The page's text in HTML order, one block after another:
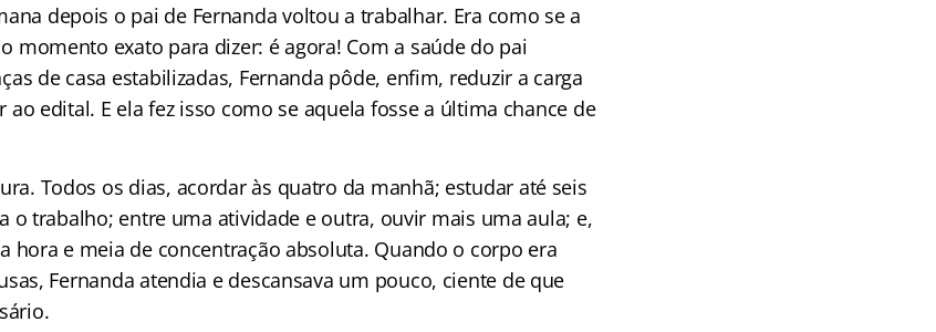
depois o pai de Fernanda voltou a trabalhar. Era como se a
momento exato para dizer: é agora! Com a saúde do pai
de casa estabilizadas, Fernanda pôde, enfim, reduzir a carga
ao edital. E ela fez isso como se aquela fosse a última chance de
Todos os dias, acordar às quatro da manhã; estudar até seis
o trabalho; entre uma atividade e outra, ouvir mais uma aula; e,
hora e meia de concentração absoluta. Quando o corpo era
Fernanda atendia e descansava um pouco, ciente de que